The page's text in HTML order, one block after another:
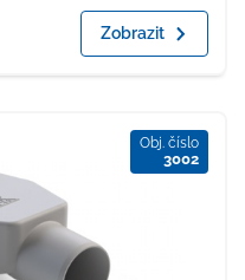
Zobrazit
Obj. číslo
3002